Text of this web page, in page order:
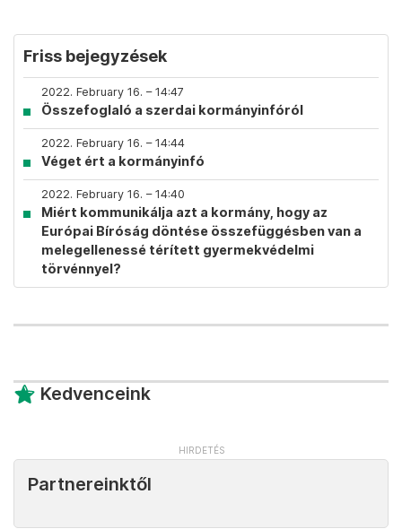
Friss bejegyzések
2022. February 16. – 14:47
Összefoglaló a szerdai kormányinfóról
2022. February 16. – 14:44
Véget ért a kormányinfó
2022. February 16. – 14:40
Miért kommunikálja azt a kormány, hogy az
Európai Bíróság döntése összefüggésben van a
melegellenessé térített gyermekvédelmi
törvénnyel?
Kedvenceink
Partnereinktől